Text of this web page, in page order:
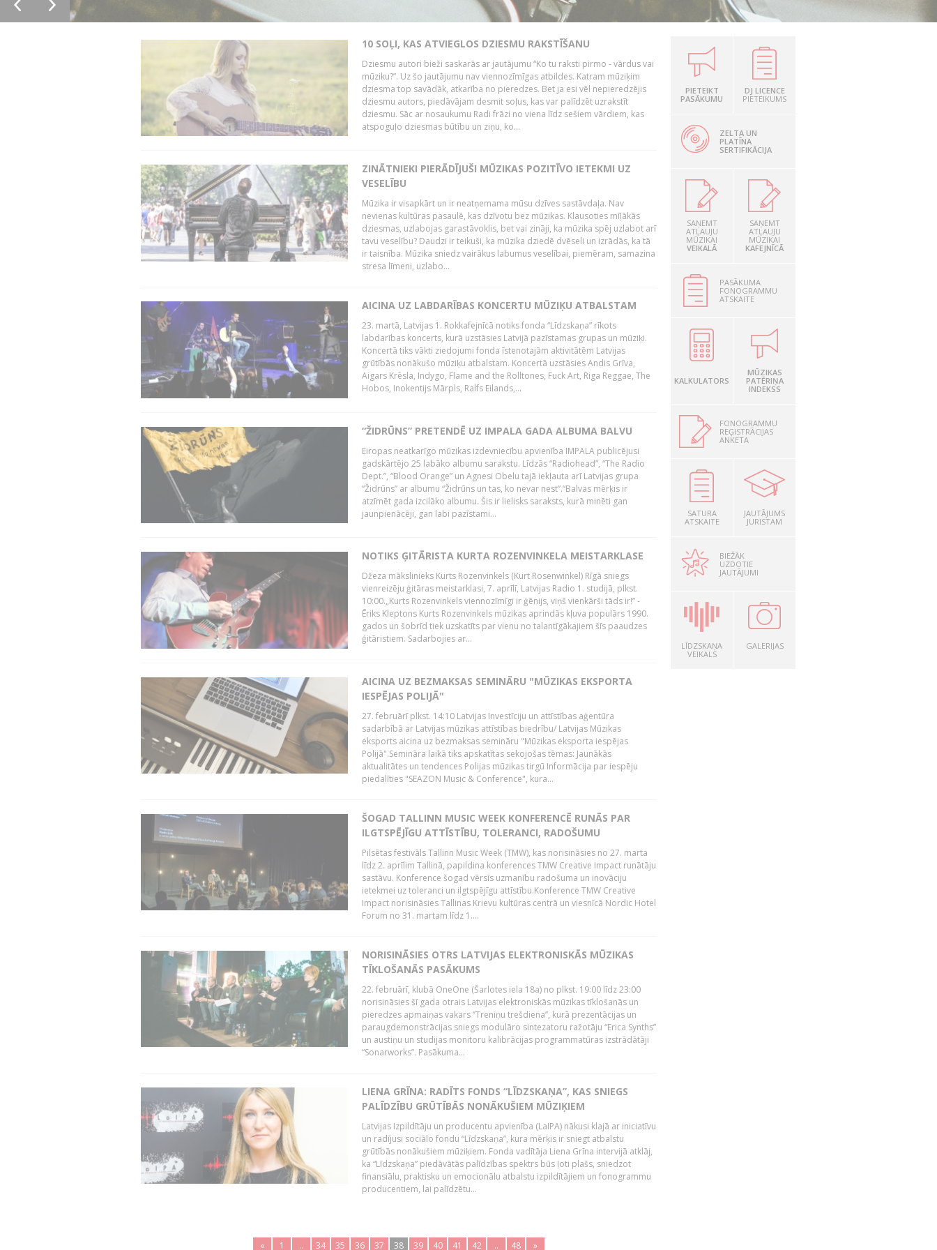
10 SOĻI, KAS ATVIEGLOS DZIESMU RAKSTĪŠANU
Dziesmu autori bieži saskarās ar jautājumu “Ko tu raksti pirmo - vārdus vai
mūziku?”. Uz šo jautājumu nav viennozīmīgas atbildes. Katram mūziķim
dziesma top savādāk, atkarība no pieredzes. Bet ja esi vēl nepieredzējis
dziesmu autors, piedāvājam desmit soļus, kas var palīdzēt uzrakstīt
dziesmu. Sāc ar nosaukumu Radi frāzi no viena līdz sešiem vārdiem, kas
atspoguļo dziesmas būtību un ziņu, ko...
ZINĀTNIEKI PIERĀDĪJUŠI MŪZIKAS POZITĪVO IETEKMI UZ
VESELĪBU
Mūzika ir visapkārt un ir neatņemama mūsu dzīves sastāvdaļa. Nav
nevienas kultūras pasaulē, kas dzīvotu bez mūzikas. Klausoties mīļākās
dziesmas, uzlabojas garastāvoklis, bet vai zināji, ka mūzika spēj uzlabot arī
tavu veselību? Daudzi ir teikuši, ka mūzika dziedē dvēseli un izrādās, ka tā
ir taisnība. Mūzika sniedz vairākus labumus veselībai, piemēram, samazina
stresa līmeni, uzlabo...
AICINA UZ LABDARĪBAS KONCERTU MŪZIĶU ATBALSTAM
23. martā, Latvijas 1. Rokkafejnīcā notiks fonda “Līdzskaņa” rīkots
labdarības koncerts, kurā uzstāsies Latvijā pazīstamas grupas un mūziķi.
Koncertā tiks vākti ziedojumi fonda īstenotajām aktivitātēm Latvijas
grūtībās nonākušo mūziķu atbalstam. Koncertā uzstāsies Andis Grīva,
Aigars Krēsla, Indygo, Flame and the Rolltones, Fuck Art, Riga Reggae, The
Hobos, Inokentijs Mārpls, Ralfs Eilands,...
“ŽIDRŪNS” PRETENDĒ UZ IMPALA GADA ALBUMA BALVU
Eiropas neatkarīgo mūzikas izdevniecību apvienība IMPALA publicējusi
gadskārtējo 25 labāko albumu sarakstu. Līdzās “Radiohead”, “The Radio
Dept.”, “Blood Orange” un Agnesi Obelu tajā iekļauta arī Latvijas grupa
“Židrūns” ar albumu “Židrūns un tas, ko nevar nest”.“Balvas mērķis ir
atzīmēt gada izcilāko albumu. Šis ir lielisks saraksts, kurā minēti gan
jaunpienācēji, gan labi pazīstami...
NOTIKS ĢITĀRISTA KURTA ROZENVINKELA MEISTARKLASE
Džeza mākslinieks Kurts Rozenvinkels (Kurt Rosenwinkel) Rīgā sniegs
vienreizēju ģitāras meistarklasi, 7. aprīlī, Latvijas Radio 1. studijā, plkst.
10:00.„Kurts Rozenvinkels viennozīmīgi ir ģēnijs, viņš vienkārši tāds ir!” -
Ēriks Kleptons Kurts Rozenvinkels mūzikas aprindās kļuva populārs 1990.
gados un šobrīd tiek uzskatīts par vienu no talantīgākajiem šīs paaudzes
ģitāristiem. Sadarbojies ar...
AICINA UZ BEZMAKSAS SEMINĀRU "MŪZIKAS EKSPORTA
IESPĒJAS POLIJĀ"
27. februārī plkst. 14:10 Latvijas Investīciju un attīstības aģentūra
sadarbībā ar Latvijas mūzikas attīstības biedrību/ Latvijas Mūzikas
eksports aicina uz bezmaksas semināru "Mūzikas eksporta iespējas
Polijā".Semināra laikā tiks apskatītas sekojošas tēmas: Jaunākās
aktualitātes un tendences Polijas mūzikas tirgū Informācija par iespēju
piedalīties "SEAZON Music & Conference", kura...
ŠOGAD TALLINN MUSIC WEEK KONFERENCĒ RUNĀS PAR
ILGTSPĒJĪGU ATTĪSTĪBU, TOLERANCI, RADOŠUMU
Pilsētas festivāls Tallinn Music Week (TMW), kas norisināsies no 27. marta
līdz 2. aprīlim Tallinā, papildina konferences TMW Creative Impact runātāju
sastāvu. Konference šogad vērsīs uzmanību radošuma un inovāciju
ietekmei uz toleranci un ilgtspējīgu attīstību.Konference TMW Creative
Impact norisināsies Tallinas Krievu kultūras centrā un viesnīcā Nordic Hotel
Forum no 31. martam līdz 1....
NORISINĀSIES OTRS LATVIJAS ELEKTRONISKĀS MŪZIKAS
TĪKLOŠANĀS PASĀKUMS
22. februārī, klubā OneOne (Šarlotes iela 18a) no plkst. 19:00 līdz 23:00
norisināsies šī gada otrais Latvijas elektroniskās mūzikas tīklošanās un
pieredzes apmaiņas vakars ‘’Treniņu trešdiena’’, kurā prezentācijas un
paraugdemonstrācijas sniegs modulāro sintezatoru ražotāju “Erica Synths”
un austiņu un studijas monitoru kalibrācijas programmatūras izstrādātāji
“Sonarworks”. Pasākuma...
LIENA GRĪNA: RADĪTS FONDS “LĪDZSKAŅA”, KAS SNIEGS
PALĪDZĪBU GRŪTĪBĀS NONĀKUŠIEM MŪZIĶIEM
Latvijas Izpildītāju un producentu apvienība (LaIPA) nākusi klajā ar iniciatīvu
un radījusi sociālo fondu “Līdzskaņa”, kura mērķis ir sniegt atbalstu
grūtībās nonākušiem mūziķiem. Fonda vadītāja Liena Grīna intervijā atklāj,
ka “Līdzskaņa” piedāvātās palīdzības spektrs būs ļoti plašs, sniedzot
finansiālu, praktisku un emocionālu atbalstu izpildītājiem un fonogrammu
producentiem, lai palīdzētu...
« 1 .. 34 35 36 37 38 39 40 41 42 .. 48 »
PIETEIKT
PASĀKUMU
DJ LICENCE
PIETEIKUMS
ZELTA UN
PLATĪNA
SERTIFIKĀCIJA
SAŅEMT
ATĻAUJU
MŪZIKAI
VEIKALĀ
SAŅEMT
ATĻAUJU
MŪZIKAI
KAFEJNĪCĀ
PASĀKUMA
FONOGRAMMU
ATSKAITE
KALKULATORS
MŪZIKAS
PATĒRIŅA
INDEKSS
FONOGRAMMU
REĢISTRĀCIJAS
ANKETA
SATURA
ATSKAITE
JAUTĀJUMS
JURISTAM
BIEŽĀK
UZDOTIE
JAUTĀJUMI
LĪDZSKAŅA
VEIKALS
GALERIJAS